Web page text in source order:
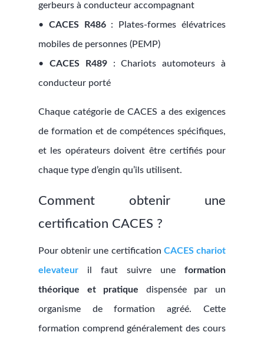
gerbeurs à conducteur accompagnant
• CACES R486: Plates-formes élévatrices
mobiles de personnes (PEMP)
• CACES R489: Chariots automoteurs à
conducteur porté
Chaque catégorie de CACES a des exigences
de formation et de compétences spécifiques,
et les opérateurs doivent être certifiés pour
chaque type d’engin qu’ils utilisent.
Comment obtenir une
certification CACES ?
Pour obtenir une certification CACES chariot
elevateur il faut suivre uneformation
théorique et pratique dispensée par un
organisme de formation agréé. Cette
formation comprend généralement des cours